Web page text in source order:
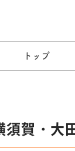
トップ
須賀・大